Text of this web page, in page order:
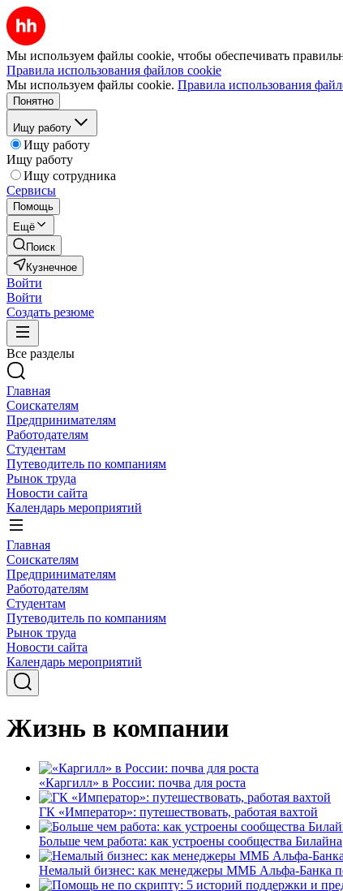
Мы используем файлы cookie, чтобы обеспечивать
Правила использования файлов cookie
Мы используем файлы cookie. Правила использования
Понятно
Ищу работу
Ищу работу
Ищу работу
Ищу сотрудника
Сервисы
Помощь
Ещё
Поиск
Кузнечное
Войти
Войти
Создать резюме
Все разделы
Главная
Соискателям
Предпринимателям
Работодателям
Студентам
Путеводитель по компаниям
Рынок труда
Новости сайта
Календарь мероприятий
Главная
Соискателям
Предпринимателям
Работодателям
Студентам
Путеводитель по компаниям
Рынок труда
Новости сайта
Календарь мероприятий
Жизнь в компании
«Каргилл» в России: почва для роста
ГК «Император»: путешествовать, работая вахтой
Больше чем работа: как устроены сообщества Билайна
Немалый бизнес: как менеджеры ММБ Альфа-Банка